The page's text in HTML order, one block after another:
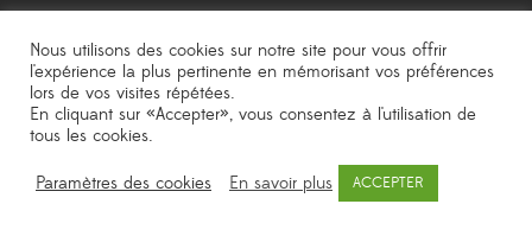
les prix indiqués sont donnés à titre indicatif et peuvent être modifiés sans
une réalisationAKN Studio
© 2020
Nous utilisons des cookies sur notre site pour vous offrir
l'expérience la plus pertinente en mémorisant vos préférences
lors de vos visites répétées.
En cliquant sur «Accepter», vous consentez à l'utilisation de
tous les cookies.
Paramètres des cookies En savoir plus ACCEPTER